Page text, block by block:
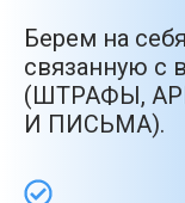
Берем на
связанную с
(ШТРАФЫ,
И ПИСЬМА).